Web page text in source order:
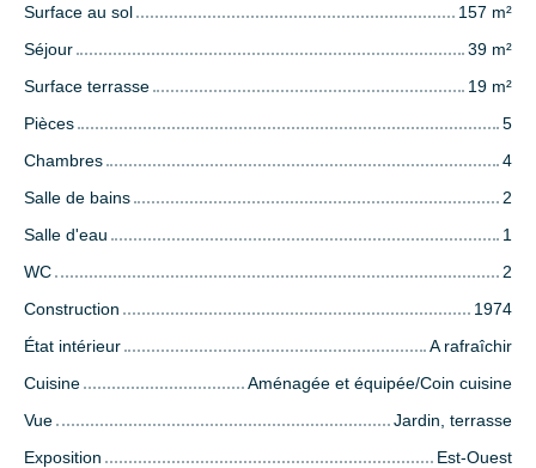
Surface au sol
157 m²
Séjour
39 m²
Surface terrasse
19 m²
Pièces
5
Chambres
4
Salle de bains
2
Salle d'eau
1
WC
2
Construction
1974
État intérieur
A rafraîchir
Cuisine
Aménagée et équipée/Coin cuisine
Vue
Jardin, terrasse
Exposition
Est-Ouest